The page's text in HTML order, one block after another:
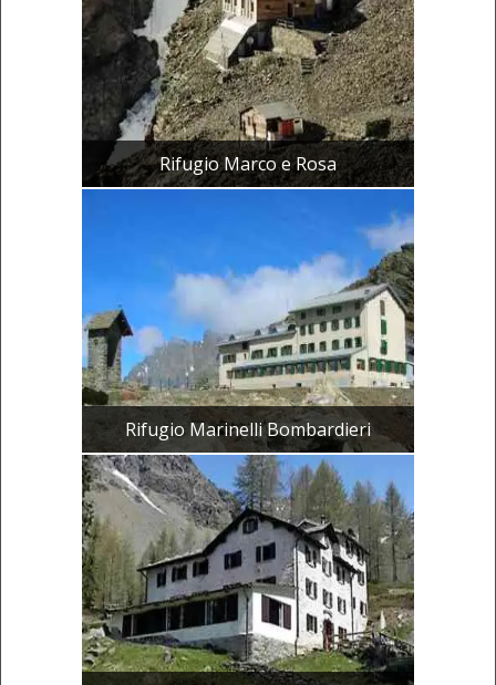
Rifugio Marco e Rosa
Rifugio Marinelli Bombardieri